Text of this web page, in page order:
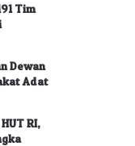
Tim
Dewan
Adat
RI,